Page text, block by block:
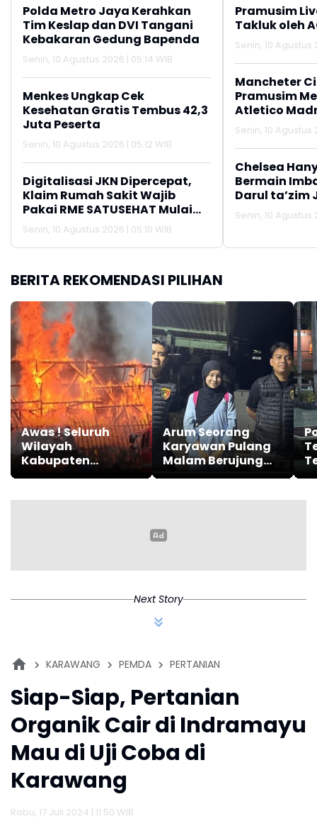
Polda Metro Jaya Kerahkan
Tim Keslap dan DVI Tangani
Kebakaran Gedung Bapenda
Senin, 10 Agustus 2026 | 05:14 WIB
Menkes Ungkap Cek
Kesehatan Gratis Tembus 42,3
Juta Peserta
Senin, 10 Agustus 2026 | 05:12 WIB
Digitalisasi JKN Dipercepat,
Klaim Rumah Sakit Wajib
Pakai RME SATUSEHAT Mulai
Agustus 2026
Senin, 10 Agustus 2026 | 05:10 WIB
Pramusim
Takluk oleh
Senin, 10 Agustus
Mancheter
Pramusim
Atletico
Senin, 10 Agustus
Chelsea
Bermain
Darul ta’zim
Senin, 10 Agustus
BERITA REKOMENDASI PILIHAN
Awas ! Seluruh
Wilayah
Kabupaten
Karawang Masuk
Kuning Kebakaran
Arum Seorang
Karyawan Pulang
Malam Berujung
Dijajap Balik Polisi,
Next Story
KARAWANG PEMDA PERTANIAN
Siap-Siap, Pertanian
Organik Cair di Indramayu
Mau di Uji Coba di
Karawang
Rabu, 17 Juli 2024 | 11:50 WIB